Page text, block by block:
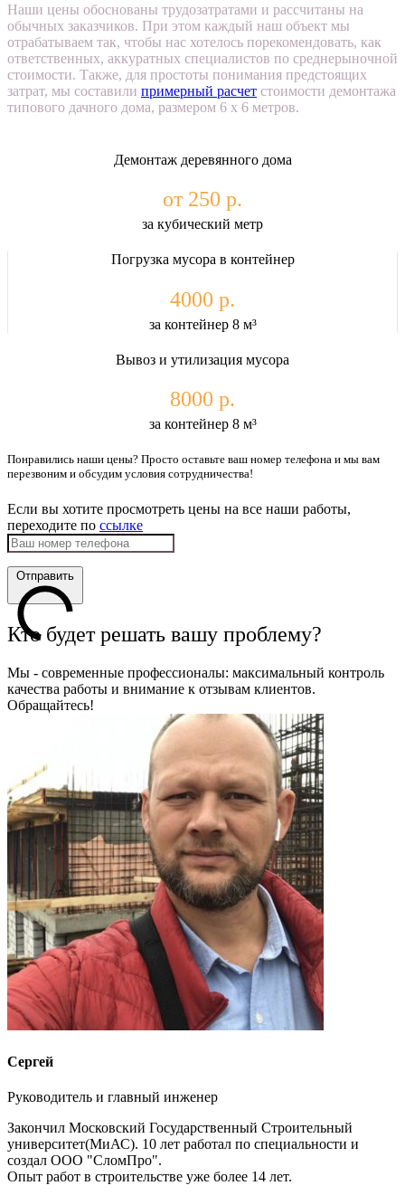
Наши цены обоснованы трудозатратами и рассчитаны на
обычных заказчиков. При этом каждый наш объект мы
отрабатываем так, чтобы нас хотелось порекомендовать, как
ответственных, аккуратных специалистов по среднерыночной
стоимости. Также, для простоты понимания предстоящих
затрат, мы составили примерный расчет стоимости демонтажа
типового дачного дома, размером 6 х 6 метров.
Демонтаж деревянного дома
от 250 р.
за кубический метр
Погрузка мусора в контейнер
4000 р.
за контейнер 8 м³
Вывоз и утилизация мусора
8000 р.
за контейнер 8 м³
Понравились наши цены? Просто оставьте ваш номер телефона и мы вам
перезвоним и обсудим условия сотрудничества!
Если вы хотите просмотреть цены на все наши работы,
переходите по ссылке
Отправить
Кто будет решать вашу проблему?
Мы - современные профессионалы: максимальный контроль
качества работы и внимание к отзывам клиентов.
Обращайтесь!
Сергей
Руководитель и главный инженер
Закончил Московский Государственный Строительный
университет(МиАС). 10 лет работал по специальности и
создал ООО "СломПро".
Опыт работ в строительстве уже более 14 лет.